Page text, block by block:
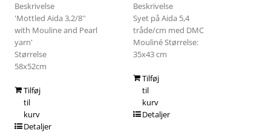
Beskrivelse
'Mottled Aida 3,2/8''
with Mouline and Pearl
yarn'
Størrelse
58x52cm
Tilføj
til
kurv
Detaljer
Beskrivelse
Syet på Aida 5,4
tråde/cm med DMC
Mouliné Størrelse:
35x43 cm
Tilføj
til
kurv
Detaljer